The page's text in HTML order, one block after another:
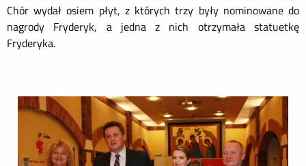
Chór wydał osiem płyt, z których trzy były nominowane do
nagrody Fryderyk, a jedna z nich otrzymała statuetkę
Fryderyka.